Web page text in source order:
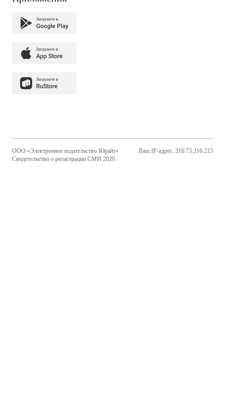
ООО «Электронное издательство Юрайт»
Свидетельство о регистрации СМИ 2020
Ваш IP-адрес: 216.73.216.215